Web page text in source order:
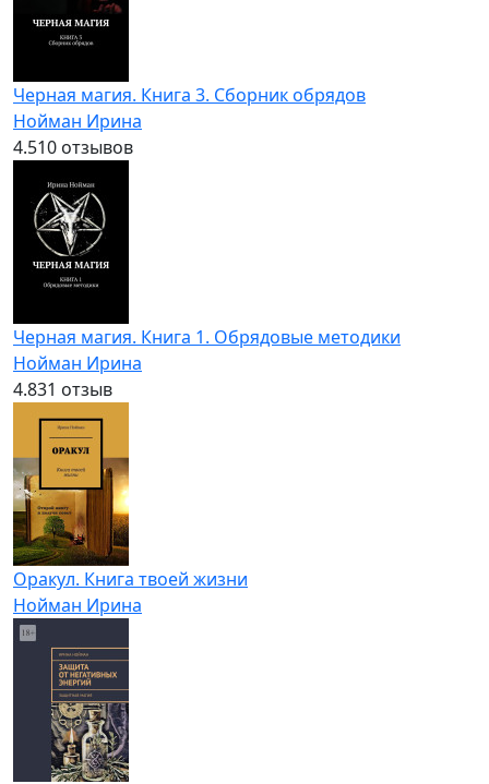
Черная магия. Книга 3. Сборник обрядов
Нойман Ирина
4.510 отзывов
Черная магия. Книга 1. Обрядовые методики
Нойман Ирина
4.831 отзыв
Оракул. Книга твоей жизни
Нойман Ирина